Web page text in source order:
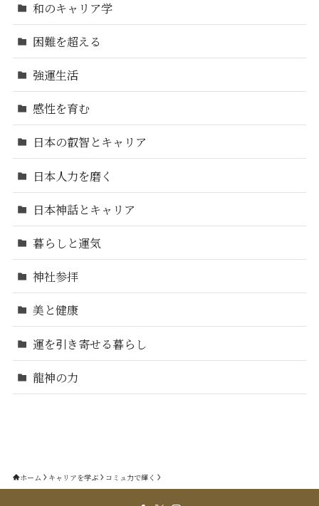
和のキャリア学
困難を超える
強運生活
感性を育む
日本の叡智とキャリア
日本人力を磨く
日本神話とキャリア
暮らしと運気
神社参拝
美と健康
運を引き寄せる暮らし
龍神の力
ホーム キャリアを学ぶ コミュ力で輝く